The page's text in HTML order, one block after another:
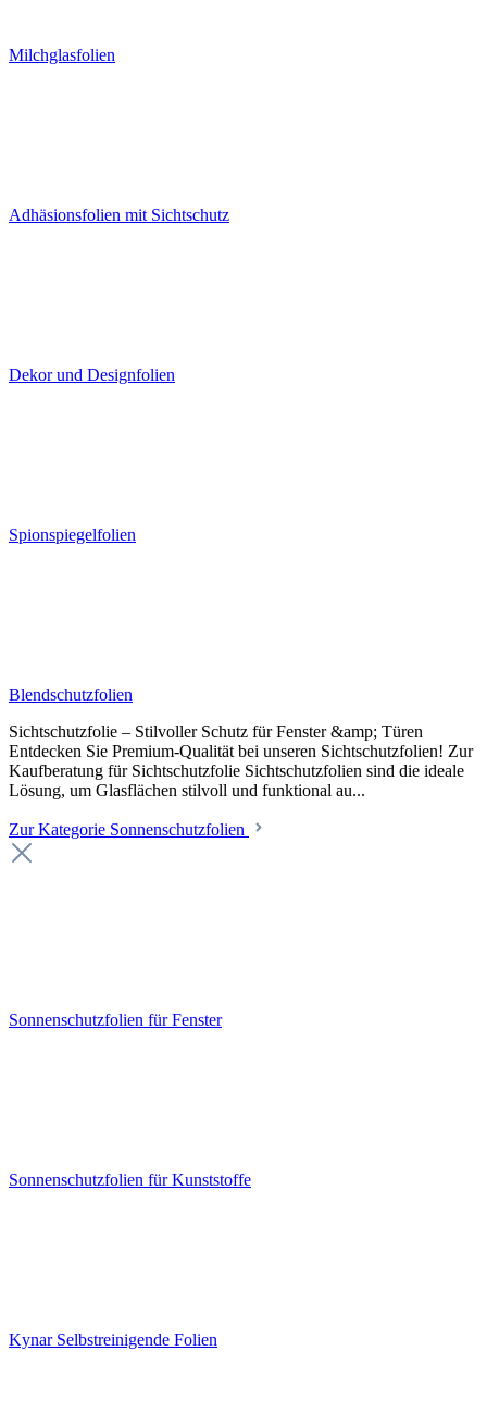
Milchglasfolien
Adhäsionsfolien mit Sichtschutz
Dekor und Designfolien
Spionspiegelfolien
Blendschutzfolien
Sichtschutzfolie – Stilvoller Schutz für Fenster &amp; Türen
Entdecken Sie Premium-Qualität bei unseren Sichtschutzfolien! Zur
Kaufberatung für Sichtschutzfolie Sichtschutzfolien sind die ideale
Lösung, um Glasflächen stilvoll und funktional au...
Zur Kategorie Sonnenschutzfolien
Sonnenschutzfolien für Fenster
Sonnenschutzfolien für Kunststoffe
Kynar Selbstreinigende Folien